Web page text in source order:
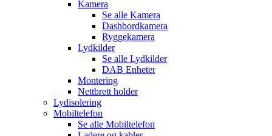
Kamera
Se alle Kamera
Dashbordkamera
Ryggekamera
Lydkilder
Se alle Lydkilder
DAB Enheter
Montering
Nettbrett holder
Lydisolering
Mobiltelefon
Se alle Mobiltelefon